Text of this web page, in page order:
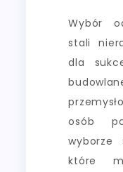
Wybór
stali
dla
osób
wyborze
które